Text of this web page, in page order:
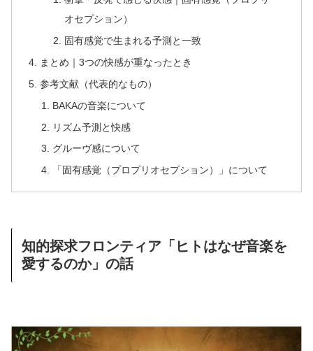
オセプション）
固有感覚で生まれる予測と一致
まとめ｜3つの快感が重なったとき
参考文献（代表的なもの）
BAKAの音楽について
リズム予測と快感
グルーヴ感について
「固有感覚（プロプリオセプション）」について
知的探求フロンティア「ヒトはなぜ音楽を
愛するのか」の話